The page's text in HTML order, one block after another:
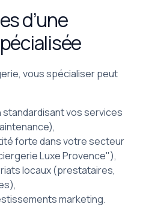
d’une
vous spécialiser peut
standardisant vos services
forte dans votre secteur
Luxe Provence"),
locaux (prestataires,
marketing.